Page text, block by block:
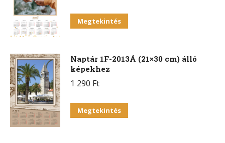
Megtekintés
Naptár 1F-2013Á (21×30 cm) álló
képekhez
1 290 Ft
Megtekintés